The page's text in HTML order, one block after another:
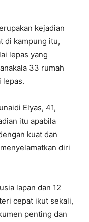
kejadian
di kampung itu,
lepas yang
33 rumah
lepas.
Elyas, 41,
itu apabila
kuat dan
diri
lapan dan 12
cepat ikut sekali,
penting dan